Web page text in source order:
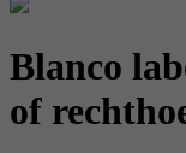
Blanco
of